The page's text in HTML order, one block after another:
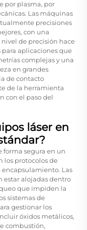
por plasma, por
Las máquinas
precisiones
con una
de precisión hace
para aplicaciones que
complejas y una
en grandes
de contacto
de la herramienta
con el paso del
láser en
forma segura en un
los protocolos de
encapsulamiento. Las
estar alojadas dentro
que impiden la
sistemas de
gestionar los
óxidos metálicos,
combustión,